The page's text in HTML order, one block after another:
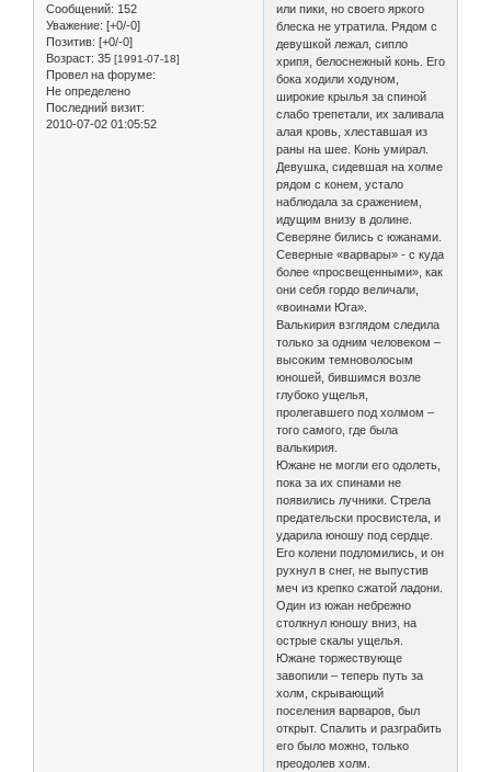
Сообщений: 152
Уважение: [+0/-0]
Позитив: [+0/-0]
Возраст: 35 [1991-07-18]
Провел на форуме:
Не определено
Последний визит:
2010-07-02 01:05:52
или пики, но своего яркого
блеска не утратила. Рядом с
девушкой лежал, сипло
хрипя, белоснежный конь. Его
бока ходили ходуном,
широкие крылья за спиной
слабо трепетали, их заливала
алая кровь, хлеставшая из
раны на шее. Конь умирал.
Девушка, сидевшая на холме
рядом с конем, устало
наблюдала за сражением,
идущим внизу в долине.
Северяне бились с южанами.
Северные «варвары» - с куда
более «просвещенными», как
они себя гордо величали,
«воинами Юга».
Валькирия взглядом следила
только за одним человеком –
высоким темноволосым
юношей, бившимся возле
глубоко ущелья,
пролегавшего под холмом –
того самого, где была
валькирия.
Южане не могли его одолеть,
пока за их спинами не
появились лучники. Стрела
предательски просвистела, и
ударила юношу под сердце.
Его колени подломились, и он
рухнул в снег, не выпустив
меч из крепко сжатой ладони.
Один из южан небрежно
столкнул юношу вниз, на
острые скалы ущелья.
Южане торжествующе
завопили – теперь путь за
холм, скрывающий
поселения варваров, был
открыт. Спалить и разграбить
его было можно, только
преодолев холм.